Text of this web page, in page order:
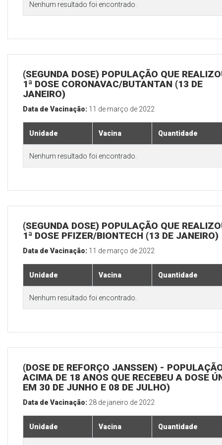
Nenhum resultado foi encontrado.
(SEGUNDA DOSE) POPULAÇÃO QUE
1ª DOSE CORONAVAC/BUTANTAN (13 DE
JANEIRO)
Data de Vacinação: 11 de março de 2022
Unidade Vacina Quantidade
Nenhum resultado foi encontrado.
(SEGUNDA DOSE) POPULAÇÃO QUE
1ª DOSE PFIZER/BIONTECH (13 DE JANEIRO)
Data de Vacinação: 11 de março de 2022
Unidade Vacina Quantidade
Nenhum resultado foi encontrado.
(DOSE DE REFORÇO JANSSEN) -
ACIMA DE 18 ANOS QUE RECEBEU A DOSE
EM 30 DE JUNHO E 08 DE JULHO)
Data de Vacinação: 28 de janeiro de 2022
Unidade Vacina Quantidade